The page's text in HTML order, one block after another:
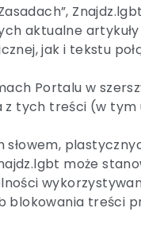
aktualne
jak i tekstu
Portalu w
z tych treści (w
słowem,
może
blokowania treści